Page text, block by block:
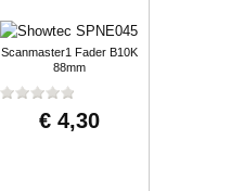
Scanmaster1 Fader B10K
88mm
€ 4,30